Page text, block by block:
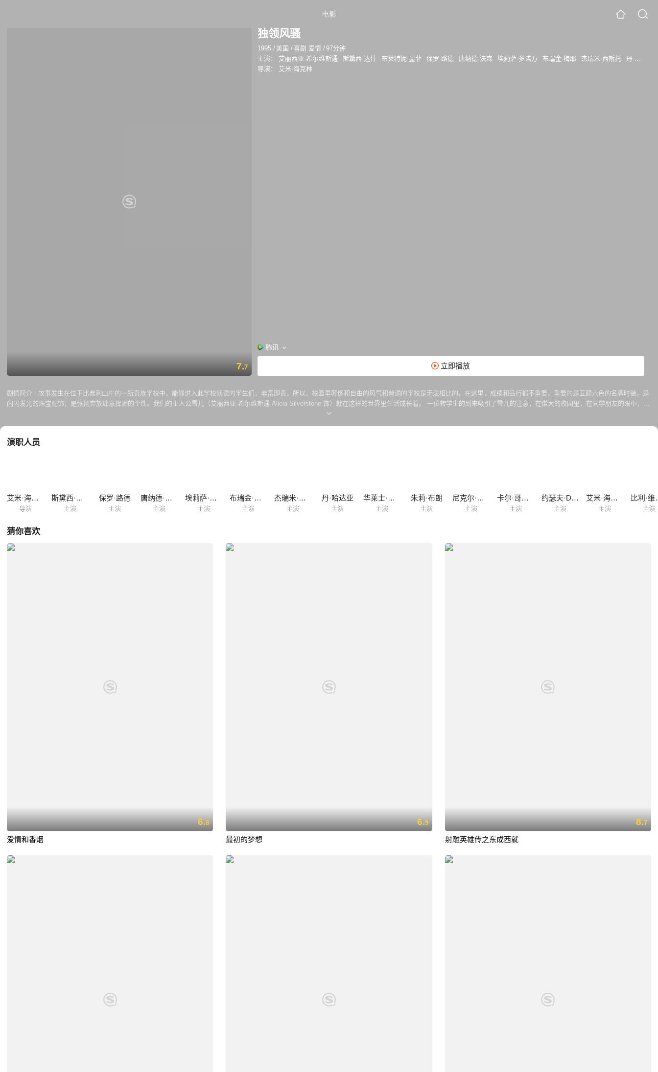
电影
7.7
独领风骚
1995 / 美国 /喜剧 爱情 /97分钟
主演：
艾丽西亚·希尔维斯通 斯黛西·达什 布莱特妮·墨菲 保罗·路德 唐纳德·法森 埃莉萨·多诺万 布瑞金·梅耶 杰瑞米·西斯托
丹·哈达亚
导演：
艾米·海克林
腾讯
立即播放
剧情简介 : 故事发生在位于比弗利山庄的一所贵族学校中，能够进入此学校就读的学生们，非富即贵，所以，校园里奢侈和自由的风气和普通的学校是无法相比的。在这里，成绩和品行都不重要，重要的是五颜六色的名牌时装，是
闪闪发光的珠宝配饰，是张扬奔放肆意挥洒的个性。我们的主人公雪儿（艾丽西亚·希尔维斯通 Alicia Silverstone 饰）就在这样的世界里生活成长着。 一位转学生的到来吸引了雪儿的注意，在偌大的校园里，在同学朋友的眼中，这
名转学生简直就是“怪胎”，穿着平庸打扮又土气，雪儿决定帮助她改头换面，“重新做人”。在雪儿的指导下，转学生果然有了焕然一新的面貌，甚至更胜雪儿一筹，这让雪儿的内心里十分不平。
演职人员
艾米·海克林
导演
斯黛西·达什
主演
保罗·路德
主演
唐纳德·法森
主演
埃莉萨·多诺万
主演
布瑞金·梅耶
主演
杰瑞米·西斯托
主演
丹·哈达亚
主演
华莱士·肖恩
主演
朱莉·布朗
主演
尼克尔·比德尔贝克
主演
卡尔·哥特列布
主演
约瑟夫·D·雷特曼
主演
艾米·海克林
主演
比
主演
猜你喜欢
6.8
爱情和香烟
6.9
最初的梦想
8.7
射雕英雄传之东成西就